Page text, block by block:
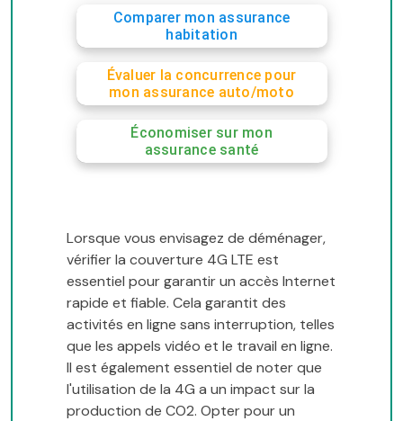
Comparer mon assurance
habitation
Évaluer la concurrence pour
mon assurance auto/moto
Économiser sur mon
assurance santé
Lorsque vous envisagez de déménager,
vérifier la couverture 4G LTE est
essentiel pour garantir un accès Internet
rapide et fiable. Cela garantit des
activités en ligne sans interruption, telles
que les appels vidéo et le travail en ligne.
Il est également essentiel de noter que
l'utilisation de la 4G a un impact sur la
production de CO2. Opter pour un